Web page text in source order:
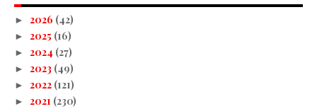
► 2026 (42)
► 2025 (16)
► 2024 (27)
► 2023 (49)
► 2022 (121)
► 2021 (230)